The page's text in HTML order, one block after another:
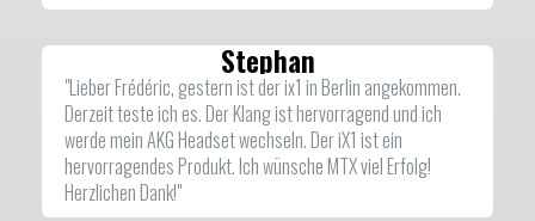
Stephan
"Lieber Frédéric, gestern ist der ix1 in Berlin angekommen.
Derzeit teste ich es. Der Klang ist hervorragend und ich
werde mein AKG Headset wechseln. Der iX1 ist ein
hervorragendes Produkt. Ich wünsche MTX viel Erfolg!
Herzlichen Dank!"